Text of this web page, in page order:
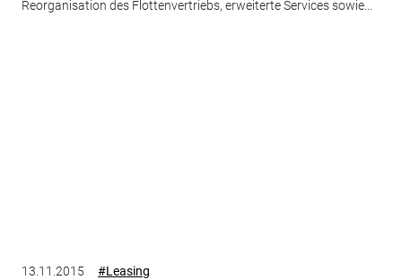
Reorganisation des Flottenvertriebs, erweiterte Services sowie...
13.11.2015 #Leasing